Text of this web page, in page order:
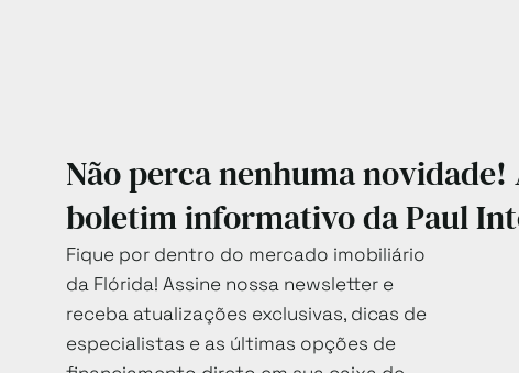
Não perca nenhuma novidade!
boletim informativo da Paul
Fique por dentro do mercado imobiliário
da Flórida! Assine nossa newsletter e
receba atualizações exclusivas, dicas de
especialistas e as últimas opções de